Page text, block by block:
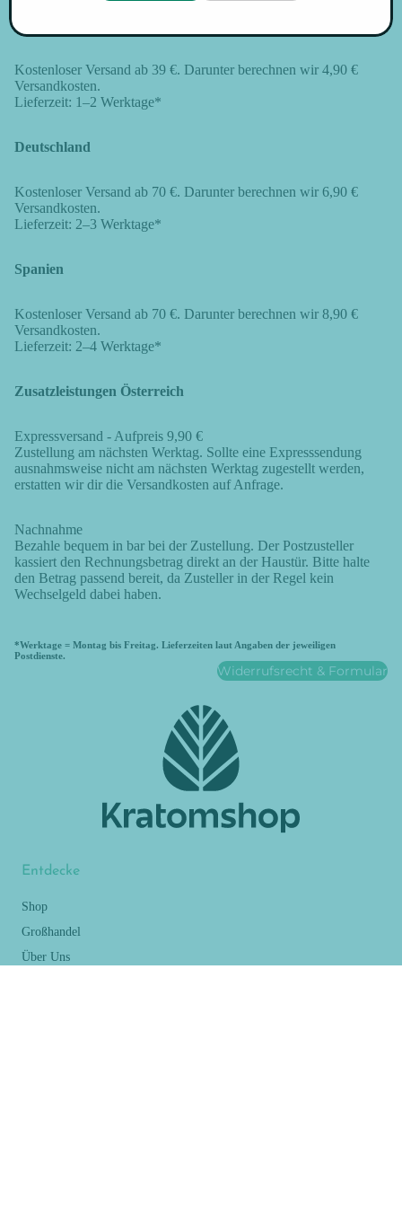
Österreich
Kostenloser Versand ab 39 €. Darunter berechnen wir 4,90 €
Versandkosten.
Lieferzeit: 1–2 Werktage*
Deutschland
Kostenloser Versand ab 70 €. Darunter berechnen wir 6,90 €
Versandkosten.
Lieferzeit: 2–3 Werktage*
Spanien
Kostenloser Versand ab 70 €. Darunter berechnen wir 8,90 €
Versandkosten.
Lieferzeit: 2–4 Werktage*
Zusatzleistungen Österreich
Expressversand - Aufpreis 9,90 €
Zustellung am nächsten Werktag. Sollte eine Expresssendung
ausnahmsweise nicht am nächsten Werktag zugestellt werden,
erstatten wir dir die Versandkosten auf Anfrage.
Nachnahme
Bezahle bequem in bar bei der Zustellung. Der Postzusteller
kassiert den Rechnungsbetrag direkt an der Haustür. Bitte halte
den Betrag passend bereit, da Zusteller in der Regel kein
Wechselgeld dabei haben.
*Werktage = Montag bis Freitag. Lieferzeiten laut Angaben der jeweiligen
Postdienste.
Widerrufsrecht & Formular
Entdecke
Shop
Großhandel
Über Uns